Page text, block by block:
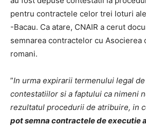
pentru contractele celor trei loturi
-Bacau. Ca atare, CNAIR a cerut
semnarea contractelor cu Asocierea
romani.
”In urma expirarii termenului legal
contestatiilor si a faptului ca nimeni
rezultatul procedurii de atribuire, in
pot semna contractele de executie